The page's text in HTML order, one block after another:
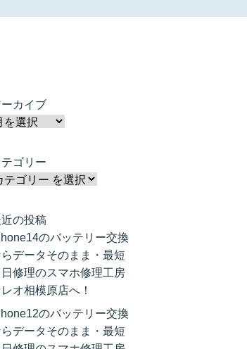
ーカイブ
テゴリー
の投稿
のバッテリー交換
らデータそのまま・最短
日修理のスマホ修理工房
オ相模原店へ！
のバッテリー交換
らデータそのまま・最短